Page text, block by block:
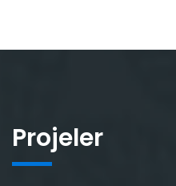
Projeler